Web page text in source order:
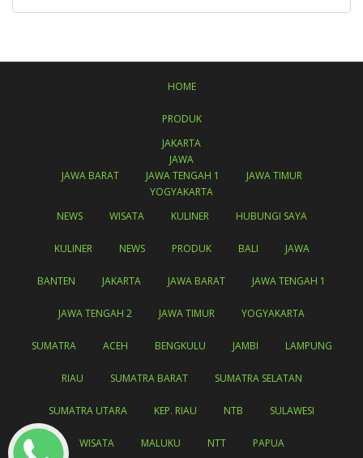
HOME
PRODUK
JAKARTA
JAWA
JAWA BARAT
JAWA TENGAH 1
JAWA TIMUR
YOGYAKARTA
NEWS
WISATA KULINER HUBUNGI SAYA
KULINER NEWS PRODUK BALI JAWA
BANTEN JAKARTA JAWA BARAT JAWA TENGAH 1
JAWA TENGAH 2 JAWA TIMUR YOGYAKARTA
SUMATRA ACEH BENGKULU JAMBI LAMPUNG
RIAU SUMATRA BARAT SUMATRA SELATAN
SUMATRA UTARA KEP. RIAU NTB SULAWESI
WISATA MALUKU NTT PAPUA